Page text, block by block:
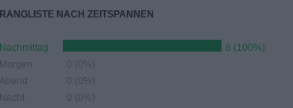
RANGLISTE NACH ZEITSPANNEN
Nachmittag
6 (100%)
Morgen
0 (0%)
Abend
0 (0%)
Nacht
0 (0%)